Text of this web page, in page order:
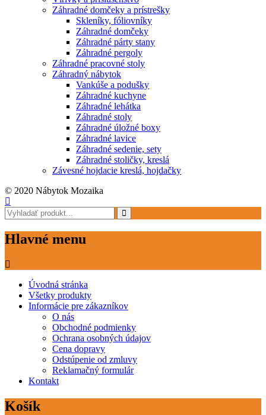
Záhradné domčeky a prístrešky
Skleníky, fóliovníky
Záhradné domčeky
Záhradné párty stany
Záhradné pergoly
Záhradné pracovné stoly
Záhradný nábytok
Vankúše a podušky
Záhradné kuchyne
Záhradné lehátka
Záhradné stoly
Záhradné úložné boxy
Záhradné lavice
Záhradné sedenie, sety
Záhradné stoličky, kreslá
Závesné hojdacie kreslá, hojdačky
© 2020 Nábytok Mozaika
Hlavné menu
Úvodná stránka
Všetky produkty
Informácie pre zákazníkov
O nás
Obchodné podmienky
Ochrana osobných údajov
Cena dopravy
Odstúpenie od zmluvy
Reklamačný formulár
Kontakt
Košík